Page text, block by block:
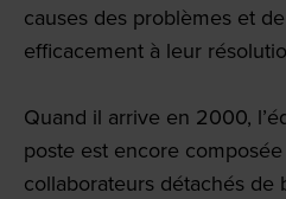
causes des problèmes et
efficacement à leur
Quand il arrive en 2000,
poste est encore
collaborateurs détachés de